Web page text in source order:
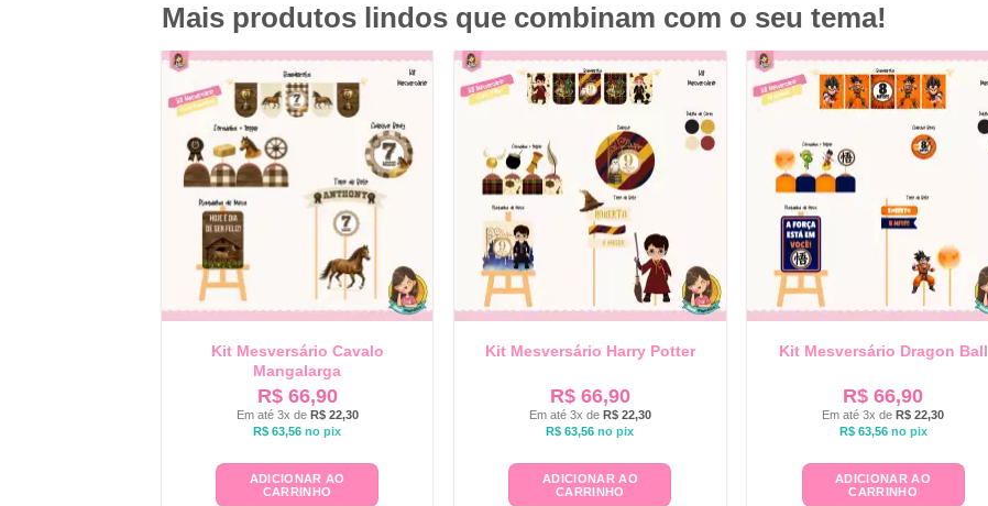
Mais produtos lindos que combinam com o seu tema!
Kit Mesversário Cavalo
Mangalarga
R$66,90
Em até 3x de R$22,30
R$ 63,56 no pix
ADICIONAR AO
CARRINHO
Kit Mesversário Harry Potter
R$66,90
Em até 3x de R$22,30
R$ 63,56 no pix
ADICIONAR AO
CARRINHO
Kit Mesversário Dragon Ball
R$ 66,90
Em até 3x deR$ 22,30
R$63,56 no pix
ADICIONAR AO
CARRINHO